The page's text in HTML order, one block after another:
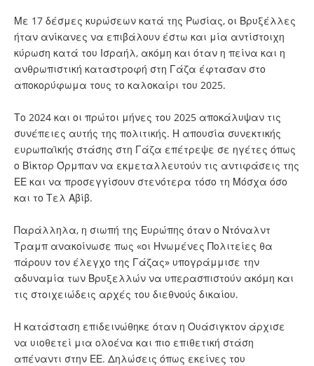
Με 17 δέσμες κυρώσεων κατά της Ρωσίας, οι Βρυξέλλες
ήταν ανίκανες να επιβάλουν έστω και μία αντίστοιχη
κύρωση κατά του Ισραήλ, ακόμη και όταν η πείνα και η
ανθρωπιστική καταστροφή στη Γάζα έφτασαν στο
αποκορύφωμα τους το καλοκαίρι του 2025.
Το 2024 και οι πρώτοι μήνες του 2025 αποκάλυψαν τις
συνέπειες αυτής της πολιτικής. Η απουσία συνεκτικής
ευρωπαϊκής στάσης στη Γάζα επέτρεψε σε ηγέτες όπως
ο Βίκτορ Όρμπαν να εκμεταλλευτούν τις αντιφάσεις της
ΕΕ και να προσεγγίσουν στενότερα τόσο τη Μόσχα όσο
και το Τελ Αβίβ.
Παράλληλα, η σιωπή της Ευρώπης όταν ο Ντόναλντ
Τραμπ ανακοίνωσε πως «οι Ηνωμένες Πολιτείες θα
πάρουν τον έλεγχο της Γάζας» υπογράμμισε την
αδυναμία των Βρυξελλών να υπερασπιστούν ακόμη και
τις στοιχειώδεις αρχές του διεθνούς δικαίου.
Η κατάσταση επιδεινώθηκε όταν η Ουάσιγκτον άρχισε
να υιοθετεί μια ολοένα και πιο επιθετική στάση
απέναντι στην ΕΕ. Δηλώσεις όπως εκείνες του